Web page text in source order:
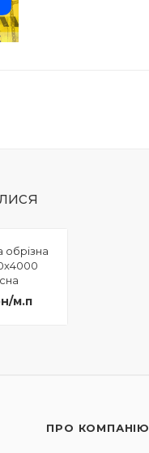
обрізна
м.п
ПРО КОМПАНІЮ